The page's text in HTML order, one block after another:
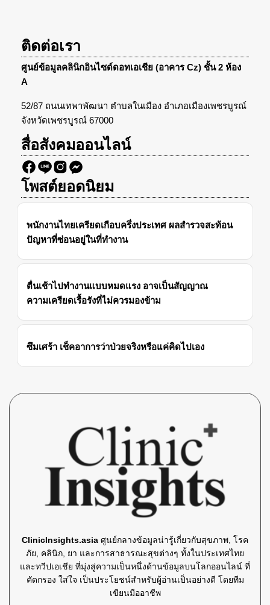
ติดต่อเรา
ศูนย์ข้อมูลคลินิกอินไซด์ดอทเอเชีย (อาคาร Cz) ชั้น 2 ห้อง
A
52/87 ถนนเทพาพัฒนา ตำบลในเมือง อำเภอเมืองเพชรบูรณ์
จังหวัดเพชรบูรณ์ 67000
สื่อสังคมออนไลน์
โพสต์ยอดนิยม
พนักงานไทยเครียดเกือบครึ่งประเทศ ผลสำรวจสะท้อน
ปัญหาที่ซ่อนอยู่ในที่ทำงาน
ตื่นเช้าไปทำงานแบบหมดแรง อาจเป็นสัญญาณ
ความเครียดเรื้อรังที่ไม่ควรมองข้าม
ซึมเศร้า เช็คอาการว่าป่วยจริงหรือแค่คิดไปเอง
ClinicInsights.asia ศูนย์กลางข้อมูลน่ารู้เกี่ยวกับสุขภาพ, โรค
ภัย, คลินิก, ยา และการสาธารณะสุขต่างๆ ทั้งในประเทศไทย
และทวีปเอเชีย ที่มุ่งสู่ความเป็นหนึ่งด้านข้อมูลบนโลกออนไลน์ ที่
คัดกรอง ใส่ใจ เป็นประโยชน์สำหรับผู้อ่านเป็นอย่างดี โดยทีม
เขียนมืออาชีพ